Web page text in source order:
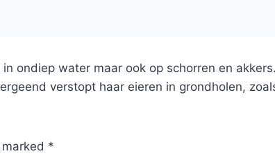
ondiep water maar ook op schorren en
verstopt haar eieren in grondholen,
*